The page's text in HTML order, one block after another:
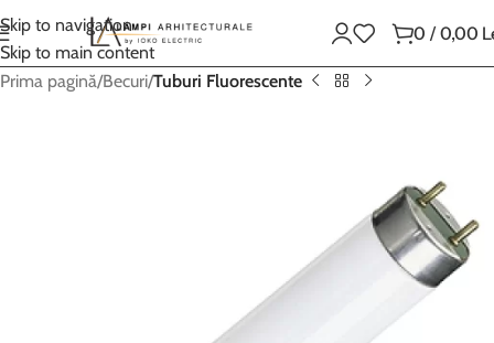
Skip to navigation
Skip to main content
0 /0,00
Prima pagină Becuri Tuburi Fluorescente